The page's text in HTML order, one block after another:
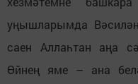
уңышларымда
саен Аллаһтан аңа
Өйнең яме – ана